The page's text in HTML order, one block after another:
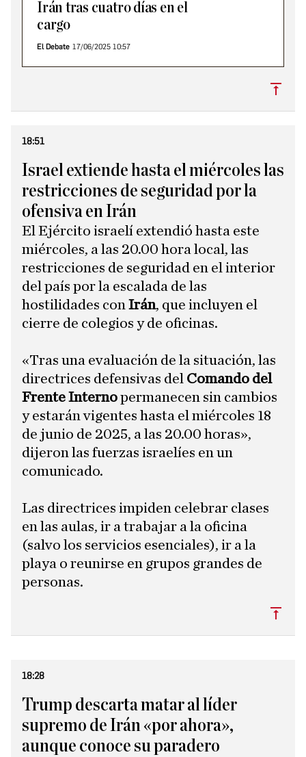
Irán tras cuatro días en el
cargo
El Debate 17/06/2025 10:57
18:51
Israel extiende hasta el miércoles las
restricciones de seguridad por la
ofensiva en Irán
El Ejército israelí extendió hasta este
miércoles, a las 20.00 hora local, las
restricciones de seguridad en el interior
del país por la escalada de las
hostilidades con Irán, que incluyen el
cierre de colegios y de oficinas.
«Tras una evaluación de la situación, las
directrices defensivas del Comando del
Frente Internopermanecen sin cambios
y estarán vigentes hasta el miércoles 18
de junio de 2025, a las 20.00 horas»,
dijeron las fuerzas israelíes en un
comunicado.
Las directrices impiden celebrar clases
en las aulas, ir a trabajar a la oficina
(salvo los servicios esenciales), ir a la
playa o reunirse en grupos grandes de
personas.
18:28
Trump descarta matar al líder
supremo de Irán «por ahora»,
aunque conoce su paradero